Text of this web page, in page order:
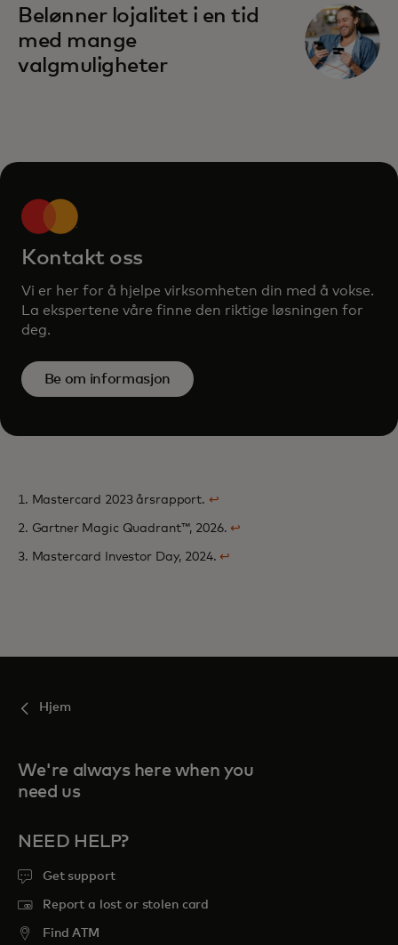
Belønner lojalitet i en tid
med mange
valgmuligheter
Kontakt oss
Vi er her for å hjelpe virksomheten din med å vokse.
La ekspertene våre finne den riktige løsningen for
deg.
Be om informasjon
1. Mastercard 2023 årsrapport. ↩
2. Gartner Magic Quadrant™, 2026.↩
3. Mastercard Investor Day, 2024.↩
Hjem
We're always here when you
need us
NEED HELP?
Get support
Report a lost or stolen card
Find ATM